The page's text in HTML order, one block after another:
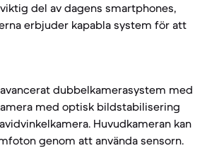
del av dagens smartphones,
erbjuder kapabla system för att
dubbelkamerasystem med
med optisk bildstabilisering
Huvudkameran kan
genom att använda sensorn.